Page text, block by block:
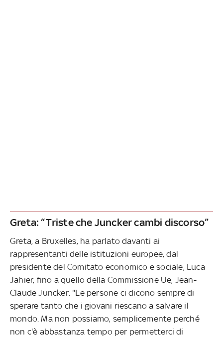
Greta: “Triste che Juncker cambi discorso”
Greta, a Bruxelles, ha parlato davanti ai
rappresentanti delle istituzioni europee, dal
presidente del Comitato economico e sociale, Luca
Jahier, fino a quello della Commissione Ue, Jean-
Claude Juncker. "Le persone ci dicono sempre di
sperare tanto che i giovani riescano a salvare il
mondo. Ma non possiamo, semplicemente perché
non c'è abbastanza tempo per permetterci di